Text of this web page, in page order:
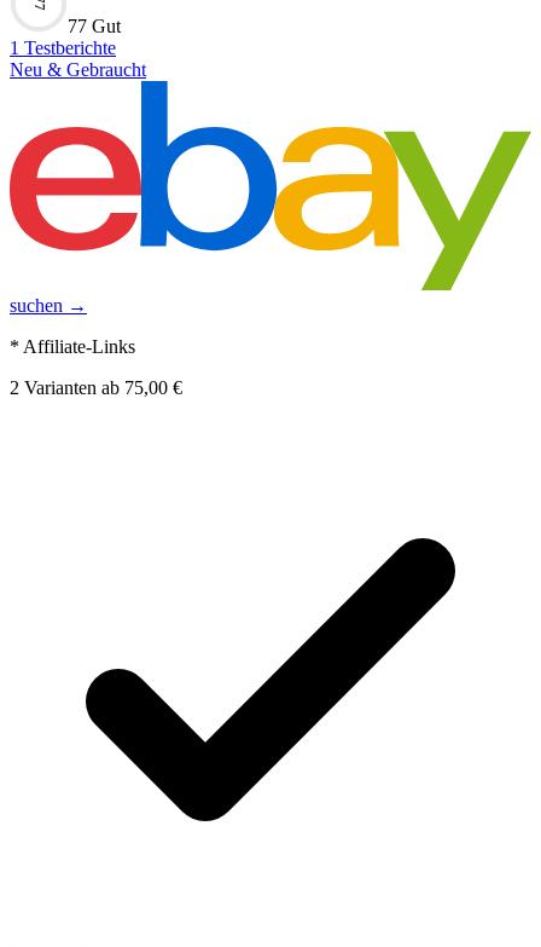
77
77 Gut
1 Testberichte
Neu & Gebraucht
suchen →
* Affiliate-Links
2 Varianten ab 75,00 €